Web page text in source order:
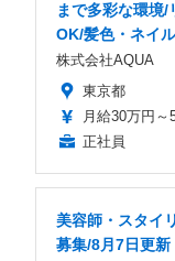
まで多彩な環境
OK/髪色・ネイ
株式会社AQUA
東京都
月給30万円～
正社員
美容師・スタイ
募集/8月7日更新